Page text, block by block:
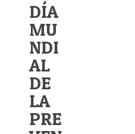
DÍA
MU
NDI
AL
DE
LA
PRE